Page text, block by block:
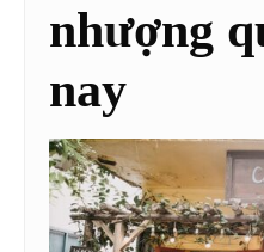
nhượng
nay